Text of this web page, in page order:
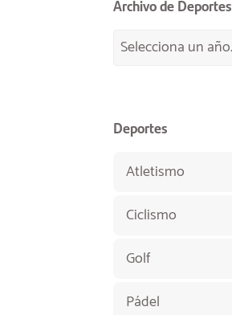
Archivo de Deportes
Deportes
Atletismo
Ciclismo
Golf
Pádel